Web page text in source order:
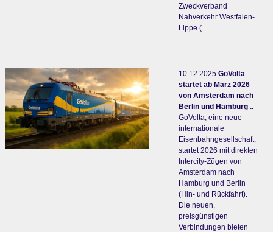
Zweckverband
Nahverkehr Westfalen-
Lippe (...
10.12.2025 GoVolta
startet ab März 2026
von Amsterdam nach
Berlin und Hamburg ..
GoVolta, eine neue
internationale
Eisenbahngesellschaft,
startet 2026 mit direkten
Intercity-Zügen von
Amsterdam nach
Hamburg und Berlin
(Hin- und Rückfahrt).
Die neuen,
preisgünstigen
Verbindungen bieten